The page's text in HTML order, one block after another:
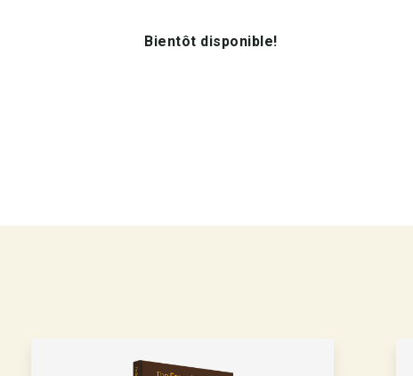
Bientôt disponible!